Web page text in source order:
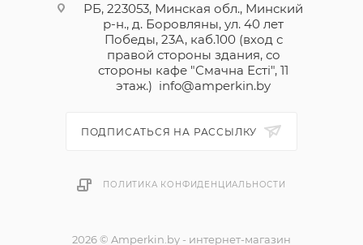
РБ, 223053, Минская обл., Минский
р-н., д. Боровляны, ул. 40 лет
Победы, 23А, каб.100 (вход с
правой стороны здания, со
стороны кафе "Смачна Естi", 11
этаж.) info@amperkin.by
ПОДПИСАТЬСЯ НА РАССЫЛКУ
ПОЛИТИКА КОНФИДЕНЦИАЛЬНОСТИ
2026 © Amperkin.by - интернет-магазин